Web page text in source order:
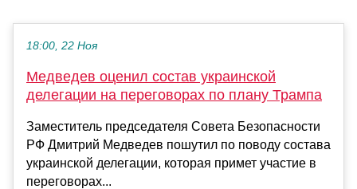
18:00, 22 Ноя
Медведев оценил состав украинской
делегации на переговорах по плану Трампа
Заместитель председателя Совета Безопасности
РФ Дмитрий Медведев пошутил по поводу состава
украинской делегации, которая примет участие в
переговорах...